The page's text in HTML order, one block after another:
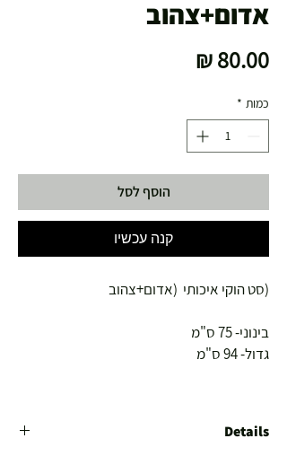
אדום+צהוב
כמות *
הוסף לסל
קנה עכשיו
(סט הוקי איכותי  (אדום+צהוב
בינוני- 75 ס"מ
גדול- 94 ס"מ
Details